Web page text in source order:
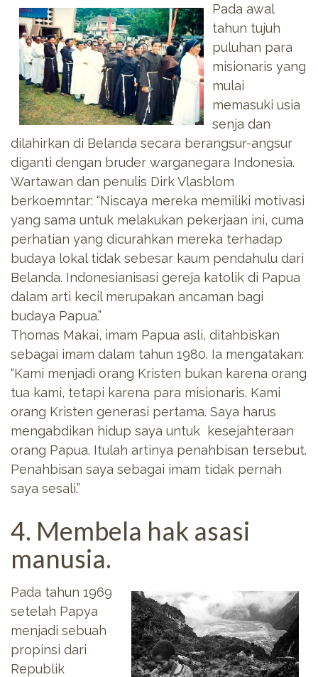
Pada awal
tahun tujuh
puluhan para
misionaris yang
mulai
memasuki usia
senja dan
dilahirkan di Belanda secara berangsur-angsur
diganti dengan bruder warganegara Indonesia.
Wartawan dan penulis Dirk Vlasblom
berkoemntar: “Niscaya mereka memiliki motivasi
yang sama untuk melakukan pekerjaan ini, cuma
perhatian yang dicurahkan mereka terhadap
budaya lokal tidak sebesar kaum pendahulu dari
Belanda. Indonesianisasi gereja katolik di Papua
dalam arti kecil merupakan ancaman bagi
budaya Papua.”
Thomas Makai, imam Papua asli, ditahbiskan
sebagai imam dalam tahun 1980. Ia mengatakan:
“Kami menjadi orang Kristen bukan karena orang
tua kami, tetapi karena para misionaris. Kami
orang Kristen generasi pertama. Saya harus
mengabdikan hidup saya untuk kesejahteraan
orang Papua. Itulah artinya penahbisan tersebut.
Penahbisan saya sebagai imam tidak pernah
saya sesali.”
4. Membela hak asasi
manusia.
Pada tahun 1969
setelah Papya
menjadi sebuah
propinsi dari
Republik